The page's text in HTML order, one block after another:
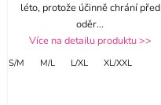
léto, protože účinně chrání před
oděr...
Více na detailu produktu >>
S/M M/L L/XL XL/XXL